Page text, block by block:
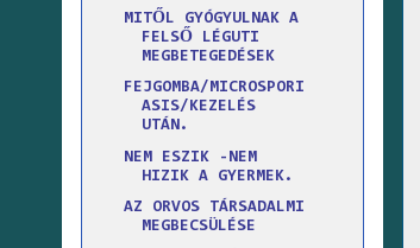
MITŐL GYÓGYULNAK A
FELSŐ LÉGUTI
MEGBETEGEDÉSEK
FEJGOMBA/MICROSPORI
ASIS/KEZELÉS
UTÁN.
NEM ESZIK -NEM
HIZIK A GYERMEK.
AZ ORVOS TÁRSADALMI
MEGBECSÜLÉSE